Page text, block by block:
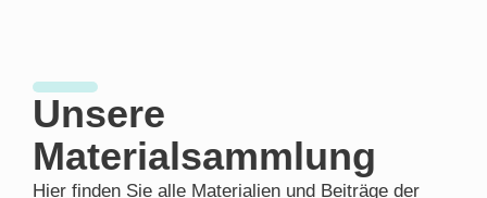
Unsere
Materialsammlung
Hier finden Sie alle Materialien und Beiträge der